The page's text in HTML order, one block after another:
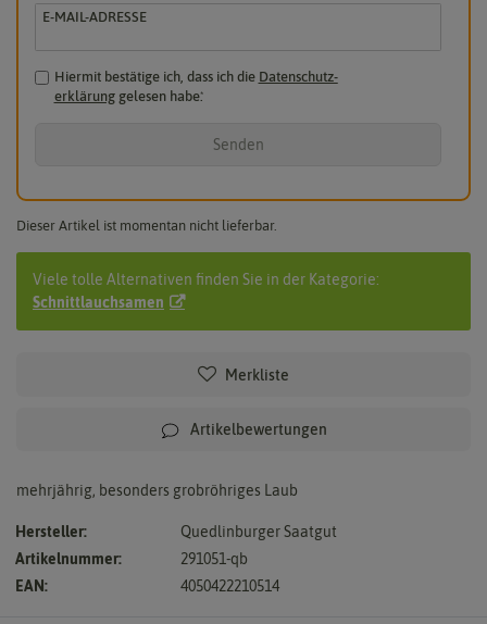
E-MAIL-ADRESSE
Hiermit bestätige ich, dass ich die Daten­schutz­
erklärunggelesen habe.*
Senden
Dieser Artikel ist momentan nicht lieferbar.
Viele tolle Alternativen finden Sie in der Kategorie:
Schnittlauchsamen
Merkliste
Artikelbewertungen
mehrjährig, besonders grobröhriges Laub
Hersteller:
Quedlinburger Saatgut
Artikelnummer:
291051-qb
EAN:
4050422210514